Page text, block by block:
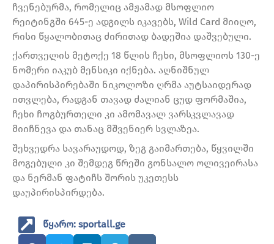
ჩვენებურმა, რომელიც ამჟამად მსოფლიო
რეიტინგში 645-ე ადგილს იკავებს, Wild Card მიიღო,
რისი წყალობითაც ძირითად ბადეშია დაშვებული.
ქართველის მეტოქე 18 წლის ჩეხი, მსოფლიოს 130-ე
ნომერი იაკუბ მენსიკი იქნება. აღნიშნულ
დაპირისპირებაში ნიკოლოზი ღრმა აუტსაიდერად
ითვლება, რადგან თავად ძალიან ცუდ ფორმაშია,
ჩეხი ჩოგბურთელი კი ამომავალ ვარსკვლავად
მიიჩნევა და თანაც მშვენიერ სვლაზეა.
შეხვედრა სავარაუდოდ, ზეგ გაიმართება, წყვილში
მოგებული კი შემდეგ წრეში გონსალო ოლივეირასა
და ნერმან ფატიჩს შორის უკეთესს
დაუპირისპირდება.
წყარო: sportall.ge